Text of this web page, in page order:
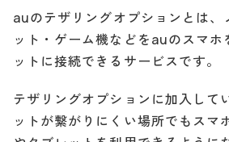
auのテザリングオプションとは、
ット・ゲーム機などをauのスマホ
ットに接続できるサービスです。
テザリングオプションに加入して
ットが繋がりにくい場所でもスマ